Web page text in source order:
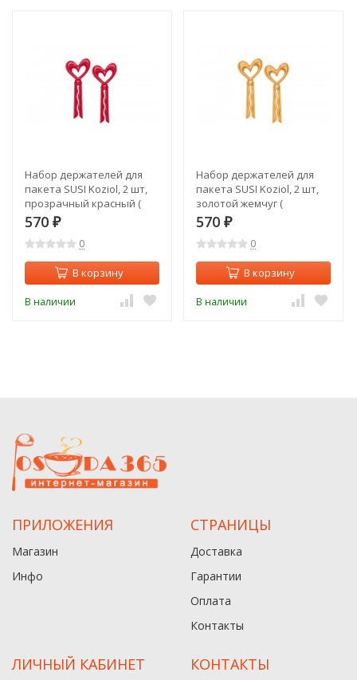
Набор держателей для
пакета SUSI Koziol, 2 шт,
прозрачный красный (
004.110500.044 )
570 ₽
0
В корзину
В наличии
Набор держателей для
пакета SUSI Koziol, 2 шт,
золотой жемчуг (
004.110500.045 )
570 ₽
0
В корзину
В наличии
ПРИЛОЖЕНИЯ
Магазин
Инфо
СТРАНИЦЫ
Доставка
Гарантии
Оплата
Контакты
ЛИЧНЫЙ КАБИНЕТ КОНТАКТЫ